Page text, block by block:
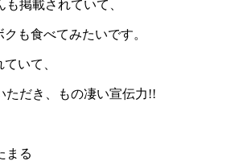
掲載されていて、
も食べてみたいです。
いて、
ただき、もの凄い宣伝力!!
まる